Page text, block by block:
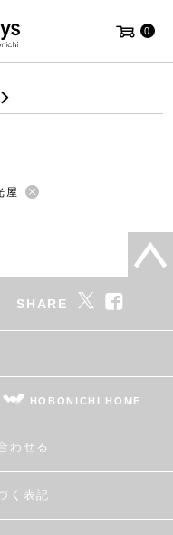
0
屋
SHARE
HOBONICHI HOME
わせる
く表記